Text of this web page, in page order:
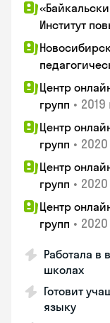
Институт
Центр
групп • 2019
Центр
групп • 2020
Центр
групп • 2020
Центр
групп • 2020
Работала в
школах
Готовит
языку